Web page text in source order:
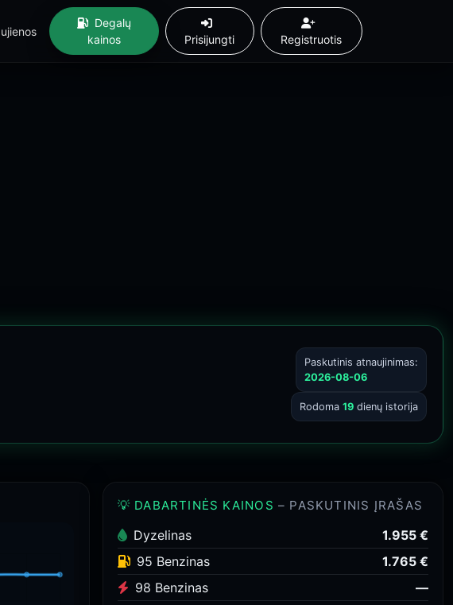
Degalų
kainos
Prisijungti Registruotis
Paskutinis atnaujinimas:
2026-08-06
Rodoma 19 dienų istorija
💡 DABARTINĖS KAINOS – PASKUTINIS ĮRAŠAS
Dyzelinas
1.955 €
95 Benzinas
1.765 €
98 Benzinas
—